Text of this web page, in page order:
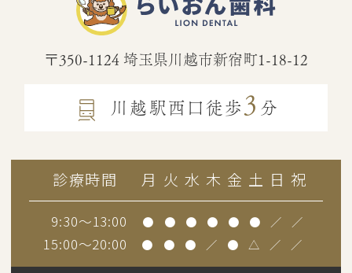
〒350-1124 埼玉県川越市新宿町1-18-12
川越駅西口徒歩 3 分
診療時間 月 火 水 木 金 土 日 祝
9:30～13:00 ● ● ● ● ● ● ／ ／
15:00～20:00 ● ● ● ／ ● △ ／ ／